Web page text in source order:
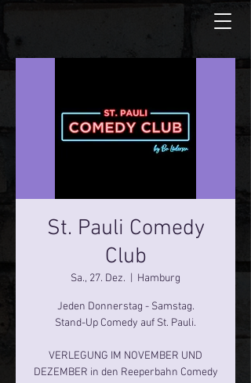
St. Pauli Comedy
Club
Sa., 27. Dez. Hamburg
Jeden Donnerstag - Samstag.
Stand-Up Comedy auf St. Pauli.
VERLEGUNG IM NOVEMBER UND
DEZEMBER in den Reeperbahn Comedy